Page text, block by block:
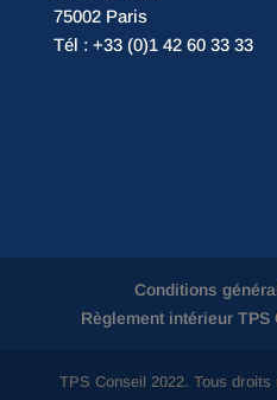
75002 Paris
Tél : +33 (0)1 42 60 33 33
Conditions
Règlement intérieur TPS
TPS Conseil 2022. Tous droits